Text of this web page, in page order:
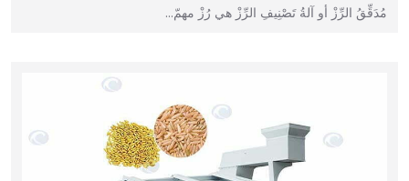
مُدَقِّقُ الرِّزْ أو آلةُ تَصْنِيفِ الرِّزْ هي رُزْ مهمّ…